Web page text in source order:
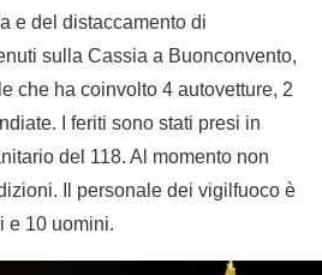
e del distaccamento di
sulla Cassia a Buonconvento,
che ha coinvolto 4 autovetture, 2
I feriti sono stati presi in
del 118. Al momento non
Il personale dei vigilfuoco è
e 10 uomini.